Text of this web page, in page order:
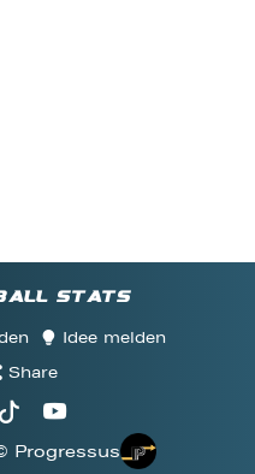
stats
Idee melden
Share
Progressus